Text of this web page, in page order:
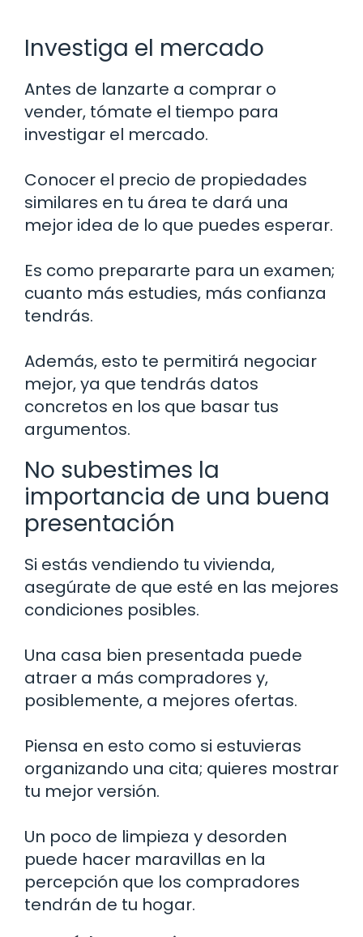
Investiga el mercado
Antes de lanzarte a comprar o
vender, tómate el tiempo para
investigar el mercado.
Conocer el precio de propiedades
similares en tu área te dará una
mejor idea de lo que puedes esperar.
Es como prepararte para un examen;
cuanto más estudies, más confianza
tendrás.
Además, esto te permitirá negociar
mejor, ya que tendrás datos
concretos en los que basar tus
argumentos.
No subestimes la
importancia de una buena
presentación
Si estás vendiendo tu vivienda,
asegúrate de que esté en las mejores
condiciones posibles.
Una casa bien presentada puede
atraer a más compradores y,
posiblemente, a mejores ofertas.
Piensa en esto como si estuvieras
organizando una cita; quieres mostrar
tu mejor versión.
Un poco de limpieza y desorden
puede hacer maravillas en la
percepción que los compradores
tendrán de tu hogar.